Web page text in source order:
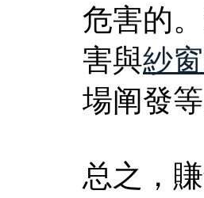
危害的
害與紗
場阐發等
总之，